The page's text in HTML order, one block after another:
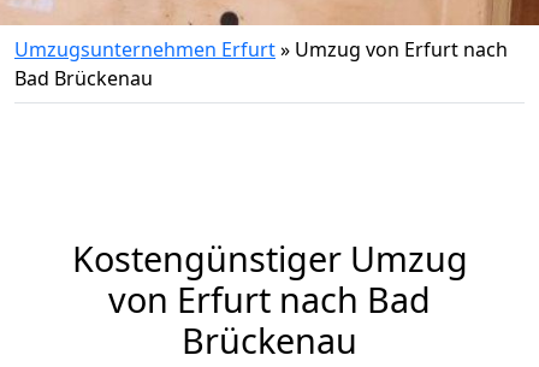
Umzugsunternehmen Erfurt» Umzug von Erfurt nach
Bad Brückenau
Kostengünstiger Umzug
von Erfurt nach Bad
Brückenau